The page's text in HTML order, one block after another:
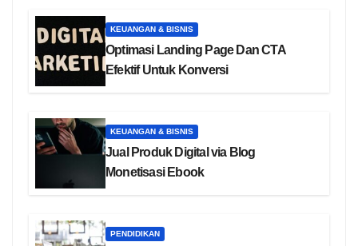
KEUANGAN & BISNIS
Optimasi Landing Page Dan CTA
Efektif Untuk Konversi
KEUANGAN & BISNIS
Jual Produk Digital via Blog
Monetisasi Ebook
PENDIDIKAN